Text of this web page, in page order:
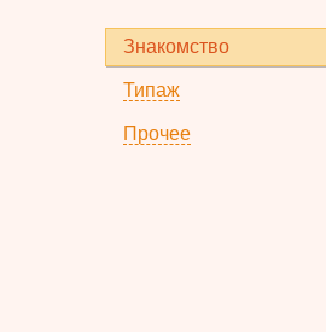
Знакомство
Типаж
Прочее